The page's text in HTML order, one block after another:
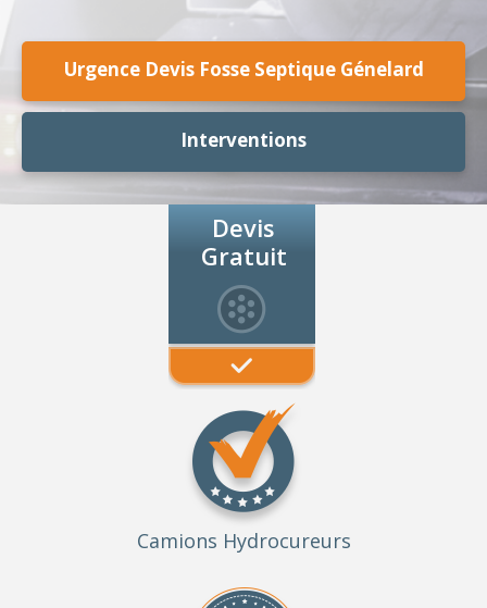
Urgence Devis Fosse Septique Génelard
Interventions
Devis
Gratuit
Camions Hydrocureurs